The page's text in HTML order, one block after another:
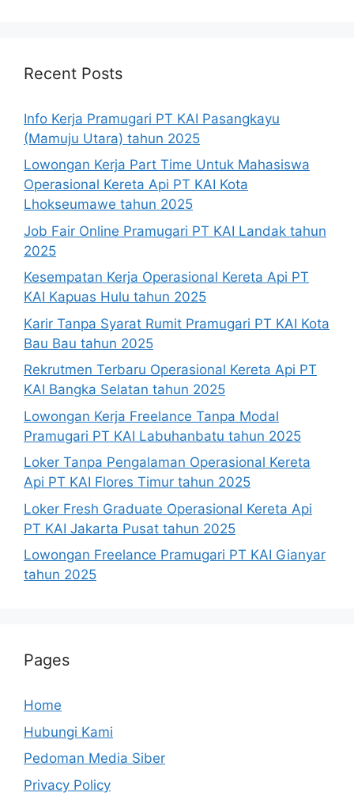
Recent Posts
Info Kerja Pramugari PT KAI Pasangkayu
(Mamuju Utara) tahun 2025
Lowongan Kerja Part Time Untuk Mahasiswa
Operasional Kereta Api PT KAI Kota
Lhokseumawe tahun 2025
Job Fair Online Pramugari PT KAI Landak tahun
2025
Kesempatan Kerja Operasional Kereta Api PT
KAI Kapuas Hulu tahun 2025
Karir Tanpa Syarat Rumit Pramugari PT KAI Kota
Bau Bau tahun 2025
Rekrutmen Terbaru Operasional Kereta Api PT
KAI Bangka Selatan tahun 2025
Lowongan Kerja Freelance Tanpa Modal
Pramugari PT KAI Labuhanbatu tahun 2025
Loker Tanpa Pengalaman Operasional Kereta
Api PT KAI Flores Timur tahun 2025
Loker Fresh Graduate Operasional Kereta Api
PT KAI Jakarta Pusat tahun 2025
Lowongan Freelance Pramugari PT KAI Gianyar
tahun 2025
Pages
Home
Hubungi Kami
Pedoman Media Siber
Privacy Policy